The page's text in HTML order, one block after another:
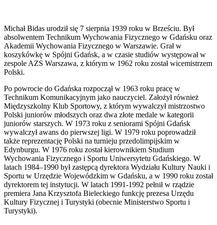
Michał Bidas urodził się 7 sierpnia 1939 roku w Brześciu. Był
absolwentem Technikum Wychowania Fizycznego w Gdańsku oraz
Akademii Wychowania Fizycznego w Warszawie. Grał w
koszykówkę w Spójni Gdańsk, a w czasie studiów występował w
zespole AZS Warszawa, z którym w 1962 roku został wicemistrzem
Polski.
Po powrocie do Gdańska rozpoczął w 1963 roku pracę w
Technikum Komunikacyjnym jako nauczyciel. Założył również
Międzyszkolny Klub Sportowy, z którym wywalczył mistrzostwo
Polski juniorów młodszych oraz dwa złote medale w kategorii
juniorów starszych. W 1973 roku z seniorami Spójni Gdańsk
wywalczył awans do pierwszej ligi. W 1979 roku poprowadził
także reprezentację Polski na turnieju przedolimpijskim w
Edynburgu. W 1976 roku został kierownikiem Studium
Wychowania Fizycznego i Sportu Uniwersytetu Gdańskiego. W
latach 1984–1990 był zastępcą dyrektora Wydziału Kultury Nauki i
Sportu w Urzędzie Wojewódzkim w Gdańsku, a w 1990 roku został
dyrektorem tej instytucji. W latach 1991-1992 pełnił w rządzie
premiera Jana Krzysztofa Bieleckiego funkcję prezesa Urzędu
Kultury Fizycznej i Turystyki (obecnie Ministerstwo Sportu i
Turystyki).